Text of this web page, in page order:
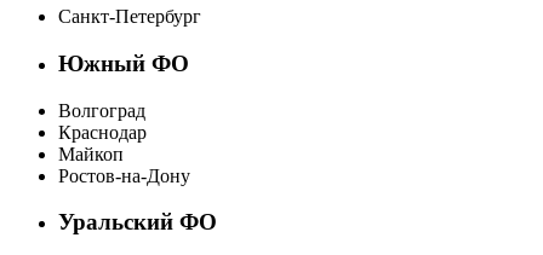
Санкт-Петербург
Южный ФО
Волгоград
Краснодар
Майкоп
Ростов-на-Дону
Уральский ФО